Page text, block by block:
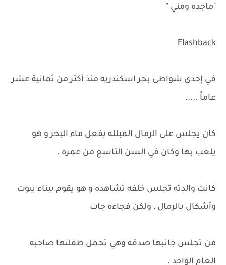
"ماجده ومني "
Flashback
في إحدي شواطئ بحر اسكندريه منذ أكثر من ثمانية عشر
عاماً .....
كان يجلس على الرمال المبلله بفعل ماء البحر و هو
يلعب بها وكان في السن التاسع من عمره .
كانت والدته تجلس خلفه تشاهده و هو يقوم ببناء بيوت
وأشكال بالرمال ، ولكن فجاءه جات
من تجلس جانبها صدقه وهي تحمل طفلتها صاحبه
العام الواحد .